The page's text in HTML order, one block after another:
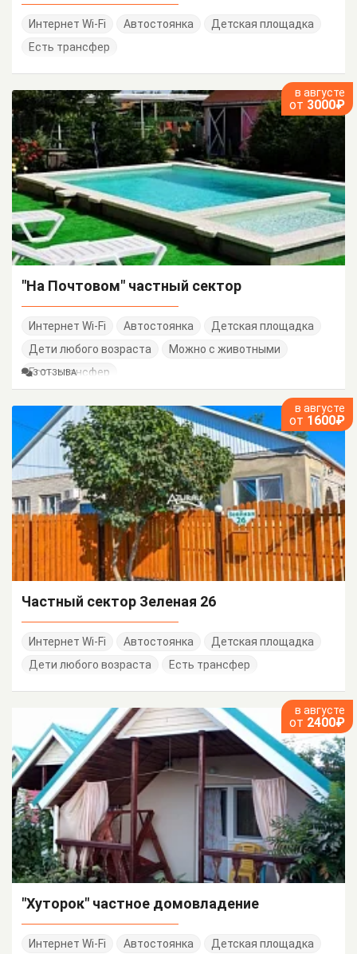
Интернет Wi-Fi Автостоянка
Детская площадка
Есть трансфер
в августе
от 3000₽
"На Почтовом" частный сектор
Интернет Wi-Fi Автостоянка
Детская площадка
Дети любого возраста
Можно с животными
Есть трансфер
3 ОТЗЫВА
в августе
от 1600₽
Частный сектор Зеленая 26
Интернет Wi-Fi Автостоянка
Детская площадка
Дети любого возраста
Есть трансфер
в августе
от 2400₽
"Хуторок" частное домовладение
Интернет Wi-Fi Автостоянка Детская площадка